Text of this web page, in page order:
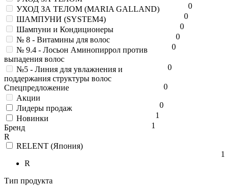
0
УХОД ЗА ТЕЛОМ (MARIA GALLAND)
0
ШАМПУНИ (SYSTEM4)
0
Шампуни и Кондиционеры
0
№ 8 - Витамины для волос
0
№ 9.4 - Лосьон Аминопиррол против
выпадения волос
0
№5 - Линия для увлажнения и
поддержания структуры волос
0
Спецпредложение
Акции
0
Лидеры продаж
1
Новинки
1
Бренд
R
RELENT (Япония)
1
R
Тип продукта